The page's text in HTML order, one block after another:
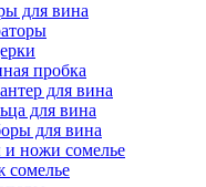
для вина
пробка
для вина
для вина
для вина
ножи сомелье
сомелье